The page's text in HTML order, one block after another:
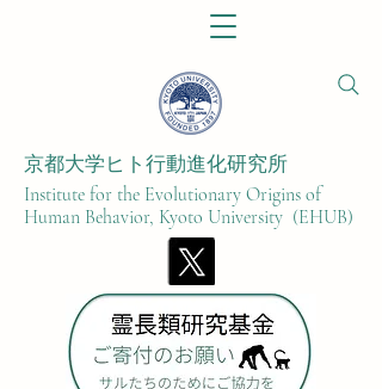
京都大学ヒト行動進化研究所​
Institute for the Evolutionary Origins of
Human Behavior, Kyoto University (EHUB)